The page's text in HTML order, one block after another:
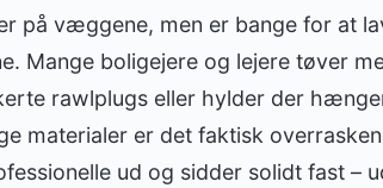
på væggene, men er bange for at
Mange boligejere og lejere tøver
rawlplugs eller hylder der
materialer er det faktisk
ud og sidder solidt fast –